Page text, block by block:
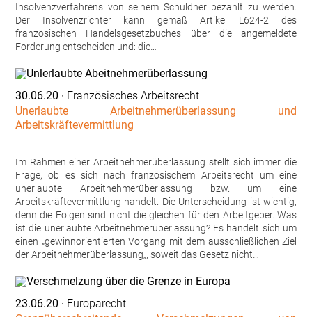
Insolvenzverfahrens von seinem Schuldner bezahlt zu werden.
Der Insolvenzrichter kann gemäß Artikel L624-2 des
französischen Handelsgesetzbuches über die angemeldete
Forderung entscheiden und: die…
30.06.20 ∙ Französisches Arbeitsrecht
Unerlaubte Arbeitnehmerüberlassung und
Arbeitskräftevermittlung
Im Rahmen einer Arbeitnehmerüberlassung stellt sich immer die
Frage, ob es sich nach französischem Arbeitsrecht um eine
unerlaubte Arbeitnehmerüberlassung bzw. um eine
Arbeitskräftevermittlung handelt. Die Unterscheidung ist wichtig,
denn die Folgen sind nicht die gleichen für den Arbeitgeber. Was
ist die unerlaubte Arbeitnehmerüberlassung? Es handelt sich um
einen „gewinnorientierten Vorgang mit dem ausschließlichen Ziel
der Arbeitnehmerüberlassung„, soweit das Gesetz nicht…
23.06.20 ∙ Europarecht